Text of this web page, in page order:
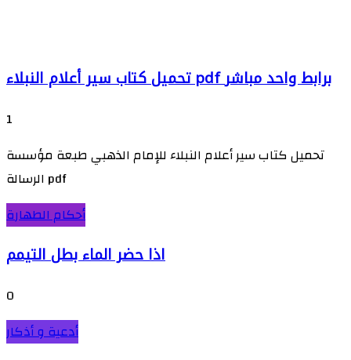
تحميل كتاب سير أعلام النبلاء pdf برابط واحد مباشر
1
تحميل كتاب سير أعلام النبلاء للإمام الذهبي طبعة مؤسسة
الرسالة pdf
أحكام الطهارة
اذا حضر الماء بطل التيمم
0
أدعية و أذكار